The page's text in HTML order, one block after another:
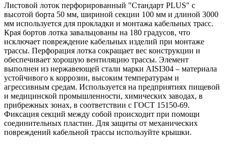
Листовой лоток перфорированный "Стандарт PLUS" с
высотой борта 50 мм, шириной секции 100 мм и длиной 3000
мм используется для прокладки и монтажа кабельных трасс.
Края бортов лотка завальцованы на 180 градусов, что
исключает повреждение кабельных изделий при монтаже
трассы. Перфорация лотка сокращает вес конструкции и
обеспечивает хорошую вентиляцию трассы. Элемент
выполнен из нержавеющей стали марки AISI304 – материала
устойчивого к коррозии, высоким температурам и
агрессивным средам. Используется на предприятиях пищевой
и медицинской промышленности, химических заводах, в
прибрежных зонах, в соответствии с ГОСТ 15150-69.
Фиксация секций между собой происходит при помощи
соединительных пластин. Для защиты от механических
повреждений кабельной трассы используйте крышки.